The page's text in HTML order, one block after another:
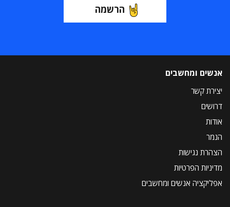
הרשמה
אנשים ומחשבים
יצירת קשר
דרושים
אודות
הנמר
הצהרת נגישות
מדיניות הפרטיות
אפליקציה אנשים ומחשבים